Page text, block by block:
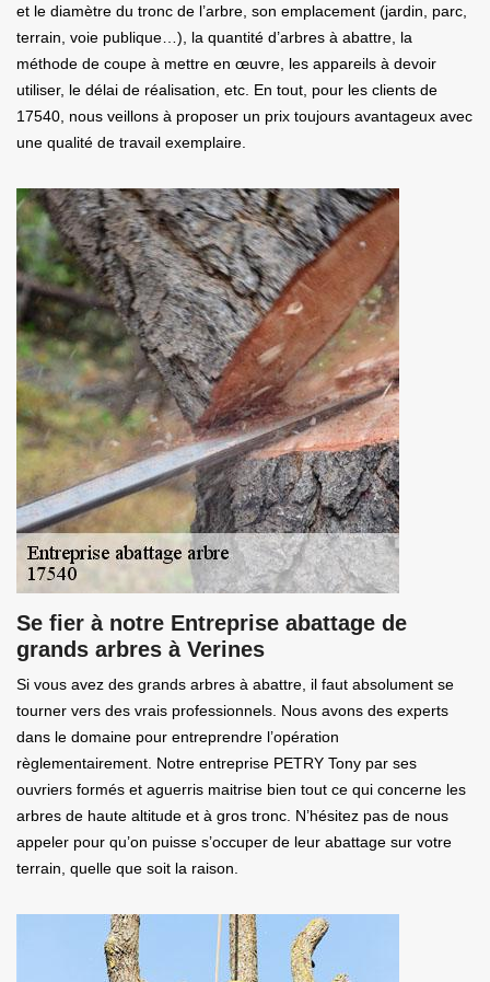
et le diamètre du tronc de l’arbre, son emplacement (jardin, parc,
terrain, voie publique…), la quantité d’arbres à abattre, la
méthode de coupe à mettre en œuvre, les appareils à devoir
utiliser, le délai de réalisation, etc. En tout, pour les clients de
17540, nous veillons à proposer un prix toujours avantageux avec
une qualité de travail exemplaire.
Se fier à notre Entreprise abattage de
grands arbres à Verines
Si vous avez des grands arbres à abattre, il faut absolument se
tourner vers des vrais professionnels. Nous avons des experts
dans le domaine pour entreprendre l’opération
règlementairement. Notre entreprise PETRY Tony par ses
ouvriers formés et aguerris maitrise bien tout ce qui concerne les
arbres de haute altitude et à gros tronc. N’hésitez pas de nous
appeler pour qu’on puisse s’occuper de leur abattage sur votre
terrain, quelle que soit la raison.